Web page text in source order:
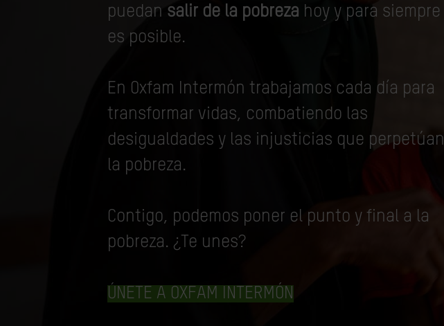
puedan salir de la pobreza hoy y para siempre
es posible.
En Oxfam Intermón trabajamos cada día para
transformar vidas, combatiendo las
desigualdades y las injusticias que perpetúan
la pobreza.
Contigo, podemos poner el punto y final a la
pobreza. ¿Te unes?
ÚNETE A OXFAM INTERMÓN